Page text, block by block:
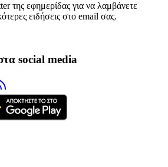
της εφημερίδας για να λαμβάνετε
ειδήσεις στο email σας.
social media